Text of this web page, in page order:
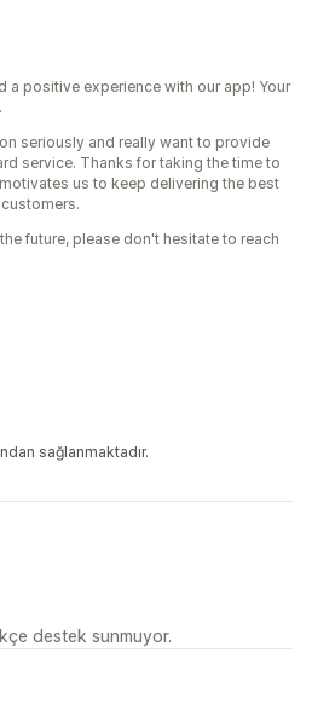
a positive experience with our app! Your
seriously and really want to provide
service. Thanks for taking the time to
us to keep delivering the best
future, please don't hesitate to reach
sağlanmaktadır.
destek sunmuyor.